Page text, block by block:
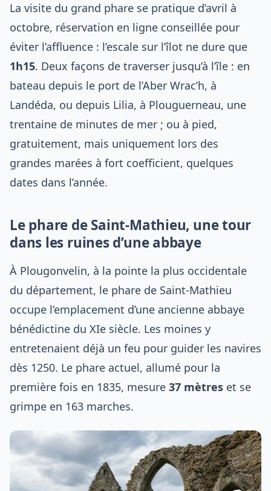
La visite du grand phare se pratique d’avril à
octobre, réservation en ligne conseillée pour
éviter l’affluence : l’escale sur l’îlot ne dure que
1h15. Deux façons de traverser jusqu’à l’île : en
bateau depuis le port de l’Aber Wrac’h, à
Landéda, ou depuis Lilia, à Plouguerneau, une
trentaine de minutes de mer ; ou à pied,
gratuitement, mais uniquement lors des
grandes marées à fort coefficient, quelques
dates dans l’année.
Le phare de Saint-Mathieu, une tour
dans les ruines d’une abbaye
À Plougonvelin, à la pointe la plus occidentale
du département, le phare de Saint-Mathieu
occupe l’emplacement d’une ancienne abbaye
bénédictine du XIe siècle. Les moines y
entretenaient déjà un feu pour guider les navires
dès 1250. Le phare actuel, allumé pour la
première fois en 1835, mesure 37 mètres et se
grimpe en 163 marches.